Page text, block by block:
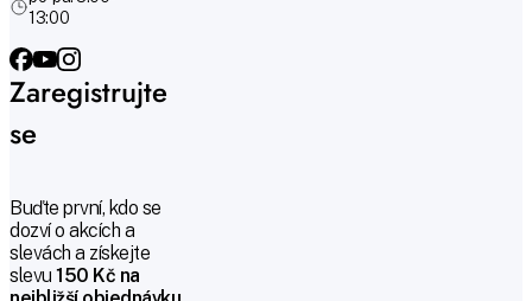
13:00
Zaregistrujte
se
Buďte první, kdo se
dozví o akcích a
slevách a získejte
slevu150 Kč na